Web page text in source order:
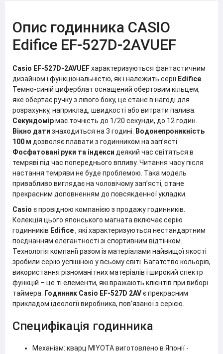
Опис годинника CASIO
Edifice EF-527D-2AVUEF
Casio EF-527D-2AVUEFхарактеризуються фантастичним
дизайном і функціональністю, як і належить серії Edifice
Темно-синій циферблат оснащений обертовим кільцем,
яке обертає ручку з лівого боку, це стане в нагоді для
розрахунку, наприклад, швидкості або витрати палива.
Секундомірмає точність до 1/20 секунди, до 12 годин.
Вікно дати знаходиться на 3 годині.
Водонепроникність
100 м дозволяє плавати з годинником на зап’ясті.
Фосфатовані руки та індекси деякий час світяться в
темряві під час попереднього впливу. Читання часу після
настання темряви не буде проблемою. Така модель
привабливо виглядає на чоловічому зап’ясті, стане
прекрасним доповненням до повсякденної укладки.
Casio є провідною компанією з продажу годинників.
Колекція цього японського магната включає серію
годинників Edifice, які характеризуються нестандартним
поєднанням елегантності зі спортивним відтінком.
Технологія компанії разом із матеріалами найвищої якості
зробили серію успішною у всьому світі. Багатство кольорів,
використання різноманітних матеріалів і широкий спектр
функцій – це ті елементи, які вражають клієнтів при виборі
таймера.
Годинник Casio EF-527D 2AVє прекрасним
прикладом ідеології виробника, пов’язаної з серією.
Специфікація годинника
Механізм: кварц MIYOTA виготовлено в Японії -